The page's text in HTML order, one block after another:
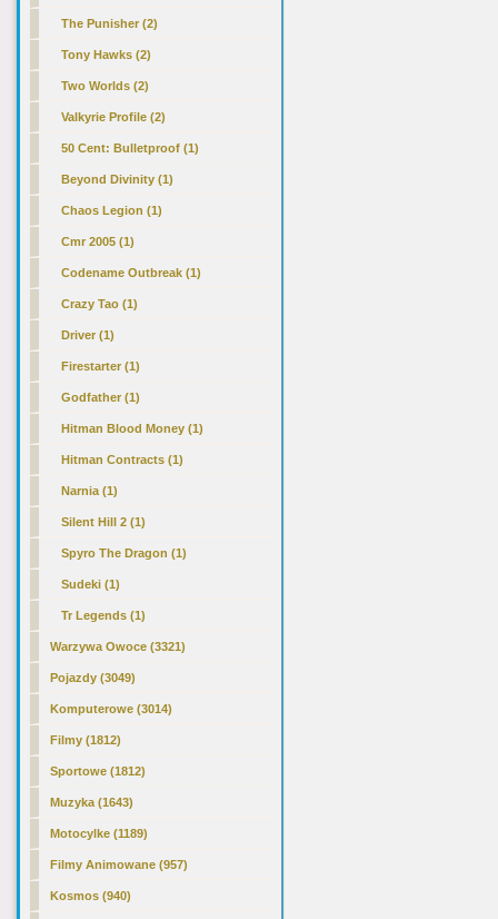
The Punisher (2)
Tony Hawks (2)
Two Worlds (2)
Valkyrie Profile (2)
50 Cent: Bulletproof (1)
Beyond Divinity (1)
Chaos Legion (1)
Cmr 2005 (1)
Codename Outbreak (1)
Crazy Tao (1)
Driver (1)
Firestarter (1)
Godfather (1)
Hitman Blood Money (1)
Hitman Contracts (1)
Narnia (1)
Silent Hill 2 (1)
Spyro The Dragon (1)
Sudeki (1)
Tr Legends (1)
Warzywa Owoce (3321)
Pojazdy (3049)
Komputerowe (3014)
Filmy (1812)
Sportowe (1812)
Muzyka (1643)
Motocylke (1189)
Filmy Animowane (957)
Kosmos (940)